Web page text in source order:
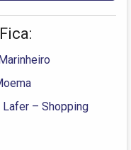
– Shopping